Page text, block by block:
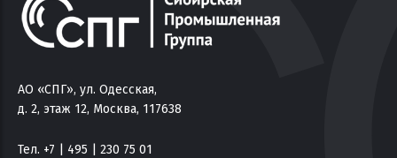
АО «СПГ», ул. Одесская,
д. 2, этаж 12, Москва, 117638
Тел. +7 | 495 | 230 75 01